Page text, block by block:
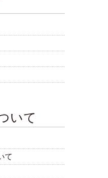
いて
て